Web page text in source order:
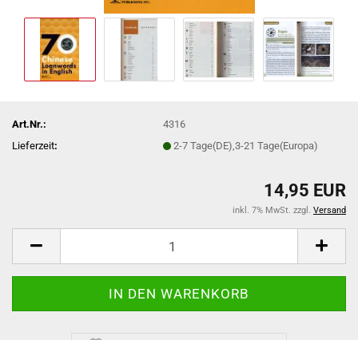
Art.Nr.:
4316
Lieferzeit: 2-7 Tage(DE),3-21 Tage(Europa)
14,95 EUR
inkl. 7% MwSt. zzgl. Versand